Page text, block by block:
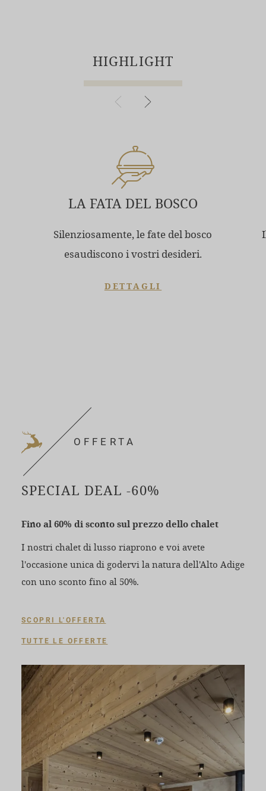
HIGHLIGHT
LA FATA DEL BOSCO
Silenziosamente, le fate del bosco
esaudiscono i vostri desideri.
DETTAGLI
OFFERTA
SPECIAL DEAL -60%
Fino al 60% di sconto sul prezzo dello chalet
I nostri chalet di lusso riaprono e voi avete
l'occasione unica di godervi la natura dell'Alto Adige
con uno sconto fino al 50%.
SCOPRI L'OFFERTA
TUTTE LE OFFERTE